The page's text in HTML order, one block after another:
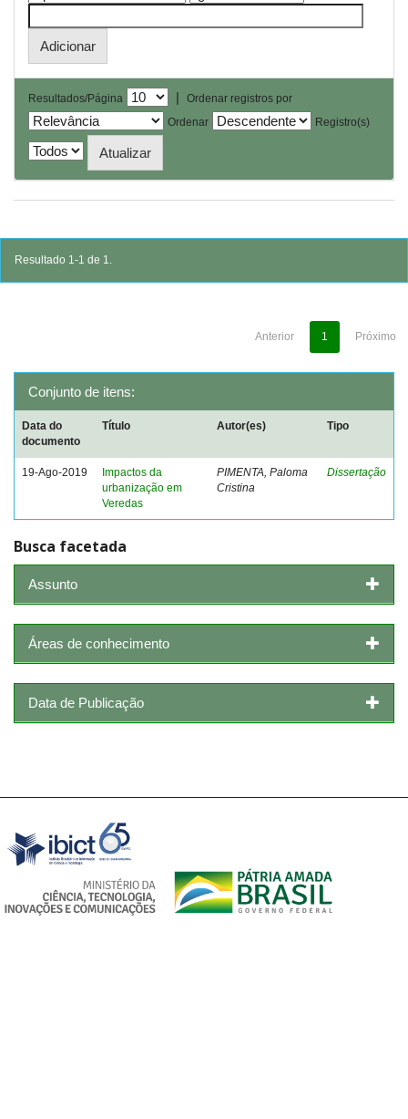
Resultados/Página |
Ordenar registros por
Ordenar
Registro(s)
Resultado 1-1 de 1.
Anterior 1 Próximo
Conjunto de itens:
Data do
documento
Título Autor(es) Tipo
19-Ago-2019
Impactos da
urbanização em
Veredas
PIMENTA, Paloma
Cristina
Dissertação
Busca facetada
Assunto
Áreas de conhecimento
Data de Publicação